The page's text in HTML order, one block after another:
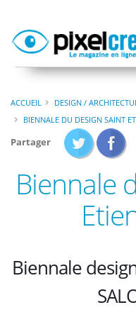
ACCUEIL
DESIGN /
BIENNALE DU DESIGN SAINT
Partager
Biennale
Biennale